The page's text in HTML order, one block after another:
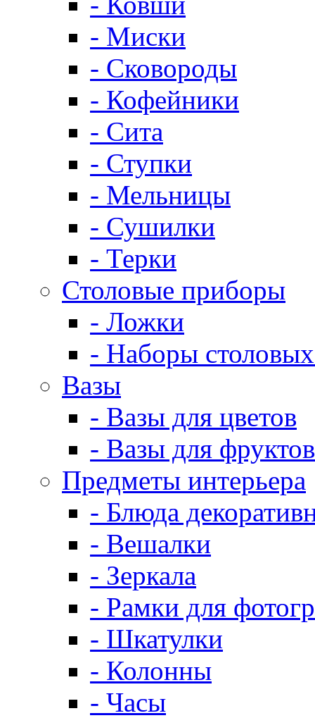
- Миски
- Сковороды
- Кофейники
- Сита
- Ступки
- Мельницы
- Сушилки
- Терки
Столовые приборы
- Ложки
- Наборы
Вазы
- Вазы для цветов
- Вазы для фруктов
Предметы интерьера
- Блюда
- Вешалки
- Зеркала
- Рамки для
- Шкатулки
- Колонны
- Часы